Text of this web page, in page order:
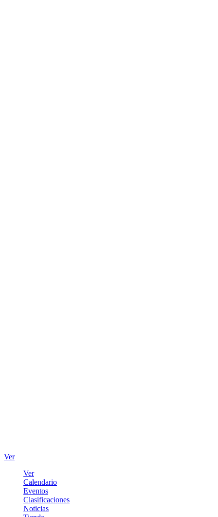
Ver
Ver
Calendario
Eventos
Clasificaciones
Noticias